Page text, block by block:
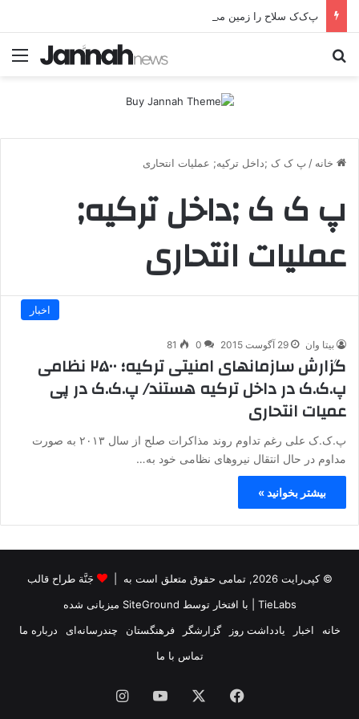
پ‌ک‌ک سلاح را زمین می‌گذارد؛ صلح یا تغییر زمین بازی؟
خانه / پ ک ک ;داخل ترکیه; عملیات انتحاری
پ ک ک ;داخل ترکیه;
عملیات انتحاری
اخبار
بیتا وان 29 آگوست 2015 0
81
گزارش سازمانهای امنیتی ترکیه؛ ۲۵۰۰ نظامی
پ.ک.ک در داخل ترکیه هستند/ پ.ک.ک در پی
عمیات انتحاری
پ.ک.ک علی رغم تداوم روند مذاکرات صلح از سال ۲۰۱۳ به صورت
مداوم در حال انتقال نیروهای نظامی خود به…
بیشتر بخوانید »
© کپی‌رایت 2026, تمامی حقوق متعلق است به |
جَنَّة طراح قالب
TieLabs | با افتخار توسط SiteGround میزبانی شده
خانه
اخبار یادداشت روز گزارشگر فرهنگستان چندرسانه‌ای
درباره ما
تماس با ما
فیس یوتیوب